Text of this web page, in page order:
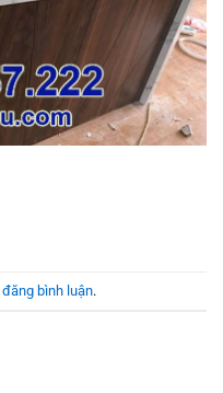
đăng bình luận.